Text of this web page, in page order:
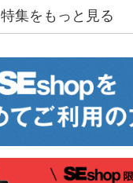
特集をもっと見る